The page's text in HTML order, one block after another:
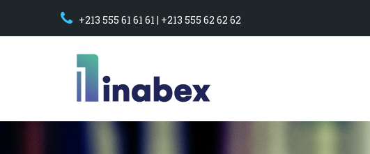
+213 555 61 61 61 | +213 555 62 62 62